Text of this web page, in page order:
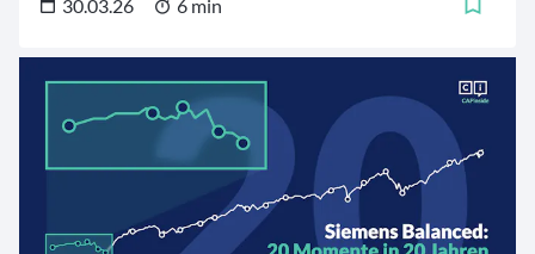
würde es auseinanderfallen. Teile ihn mit jedem, der ihn
braucht.
30.03.26 6 min